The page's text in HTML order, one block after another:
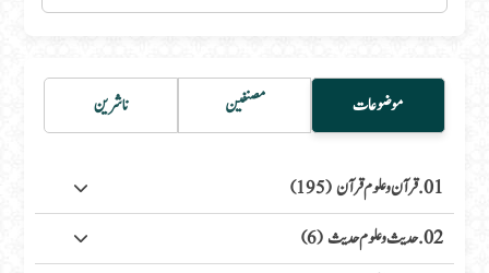
موضوعات مصنفین ناشرین
01. قرآن وعلوم قرآن (195)
02. حدیث وعلوم حدیث (6)